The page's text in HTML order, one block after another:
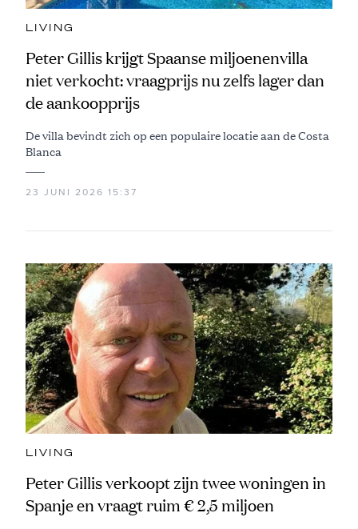
LIVING
Peter Gillis krijgt Spaanse miljoenenvilla
niet verkocht: vraagprijs nu zelfs lager dan
de aankoopprijs
De villa bevindt zich op een populaire locatie aan de Costa
Blanca
23 JUNI 2026 15:37
LIVING
Peter Gillis verkoopt zijn twee woningen in
Spanje en vraagt ruim € 2,5 miljoen